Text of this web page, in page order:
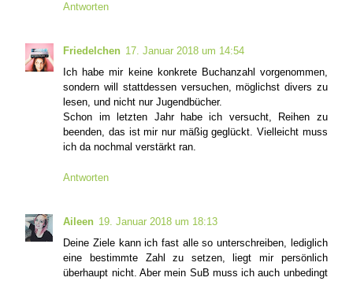
Antworten
Friedelchen 17. Januar 2018 um 14:54
Ich habe mir keine konkrete Buchanzahl vorgenommen,
sondern will stattdessen versuchen, möglichst divers zu
lesen, und nicht nur Jugendbücher.
Schon im letzten Jahr habe ich versucht, Reihen zu
beenden, das ist mir nur mäßig geglückt. Vielleicht muss
ich da nochmal verstärkt ran.
Antworten
Aileen 19. Januar 2018 um 18:13
Deine Ziele kann ich fast alle so unterschreiben, lediglich
eine bestimmte Zahl zu setzen, liegt mir persönlich
überhaupt nicht. Aber mein SuB muss ich auch unbedingt